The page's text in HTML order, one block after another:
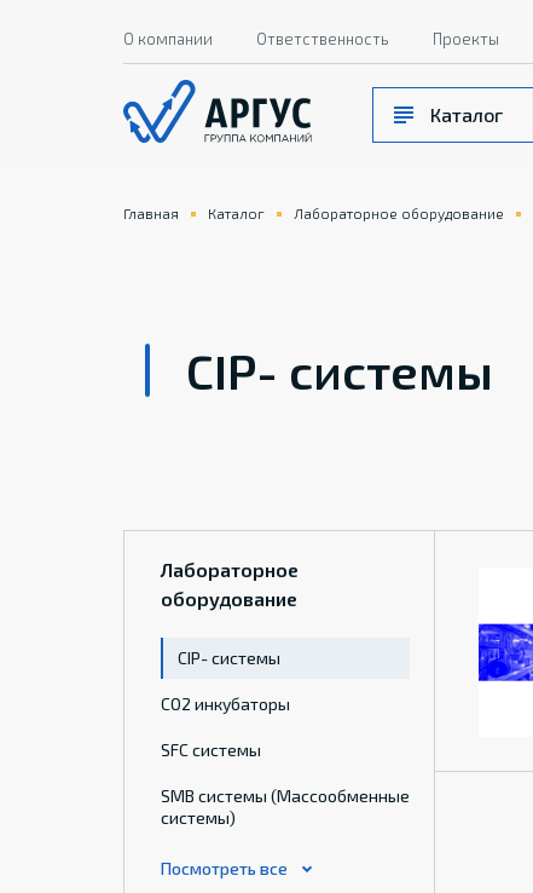
Каталог
О компании Ответственность Проекты
Главная Каталог Лабораторное оборудование
CIP- системы
Лабораторное
оборудование
CIP- системы
CO2 инкубаторы
SFC системы
SMB системы (Массообменные
системы)